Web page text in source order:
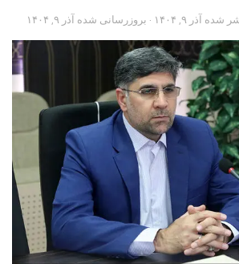
شده آذر ۹, ۱۴۰۴ · بروزرسانی شده آذر ۹, ۱۴۰۴